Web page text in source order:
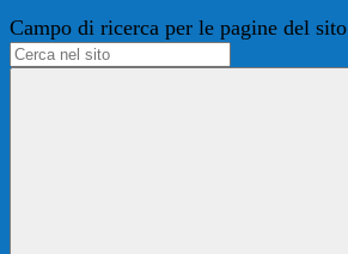
Campo di ricerca per le pagine del sito